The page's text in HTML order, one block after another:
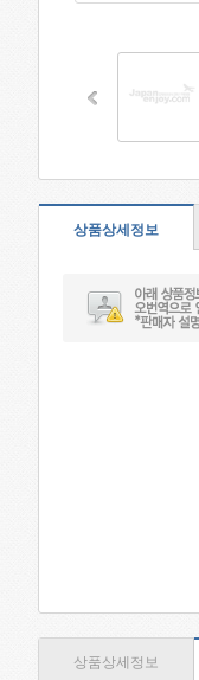
상품상세정보
상품상세정보